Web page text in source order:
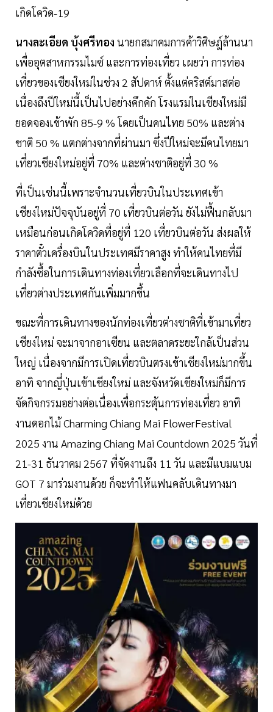
เกิดโควิด-19
นางละเอียด บุ้งศรีทอง นายกสมาคมการค้าวิศิษฎ์ล้านนา
เพื่ออุตสาหกรรมไมซ์ และการท่องเที่ยว เผยว่า การท่อง
เที่ยวของเชียงใหม่ในช่วง 2 สัปดาห์ ตั้งแต่คริสต์มาสต่อ
เนื่องถึงปีใหม่นี้เป็นไปอย่างคึกคัก โรงแรมในเชียงใหม่มี
ยอดจองเข้าพัก 85-9 % โดยเป็นคนไทย 50% และต่าง
ชาติ 50 % แตกต่างจากที่ผ่านมา ซึ่งปีใหม่จะมีคนไทยมา
เที่ยวเชียงใหม่อยู่ที่ 70% และต่างชาติอยู่ที่ 30 %
ที่เป็นเช่นนี้เพราะจำนวนเที่ยวบินในประเทศเข้า
เชียงใหม่ปัจจุบันอยู่ที่ 70 เที่ยวบินต่อวัน ยังไม่ฟื้นกลับมา
เหมือนก่อนเกิดโควิดที่อยู่ที่ 120 เที่ยวบินต่อวัน ส่งผลให้
ราคาตั๋วเครื่องบินในประเทศมีราคาสูง ทำให้คนไทยที่มี
กำลังซื้อในการเดินทางท่องเที่ยวเลือกที่จะเดินทางไป
เที่ยวต่างประเทศกันเพิ่มมากขึ้น
ขณะที่การเดินทางของนักท่องเที่ยวต่างชาติที่เข้ามาเที่ยว
เชียงใหม่ จะมาจากอาเซียน และตลาดระยะใกล้เป็นส่วน
ใหญ่ เนื่องจากมีการเปิดเที่ยวบินตรงเข้าเชียงใหม่มากขึ้น
อาทิ จากญี่ปุ่นเข้าเชียงใหม่ และจังหวัดเชียงใหม่ก็มีการ
จัดกิจกรรมอย่างต่อเนื่องเพื่อกระตุ้นการท่องเที่ยว อาทิ
งานดอกไม้ Charming Chiang Mai FlowerFestival
2025 งาน Amazing Chiang Mai Countdown 2025 วันที่
21-31 ธันวาคม 2567 ที่จัดงานถึง 11 วัน และมีแบมแบม
GOT 7 มาร่วมงานด้วย ก็จะทำให้แฟนคลับเดินทางมา
เที่ยวเชียงใหม่ด้วย